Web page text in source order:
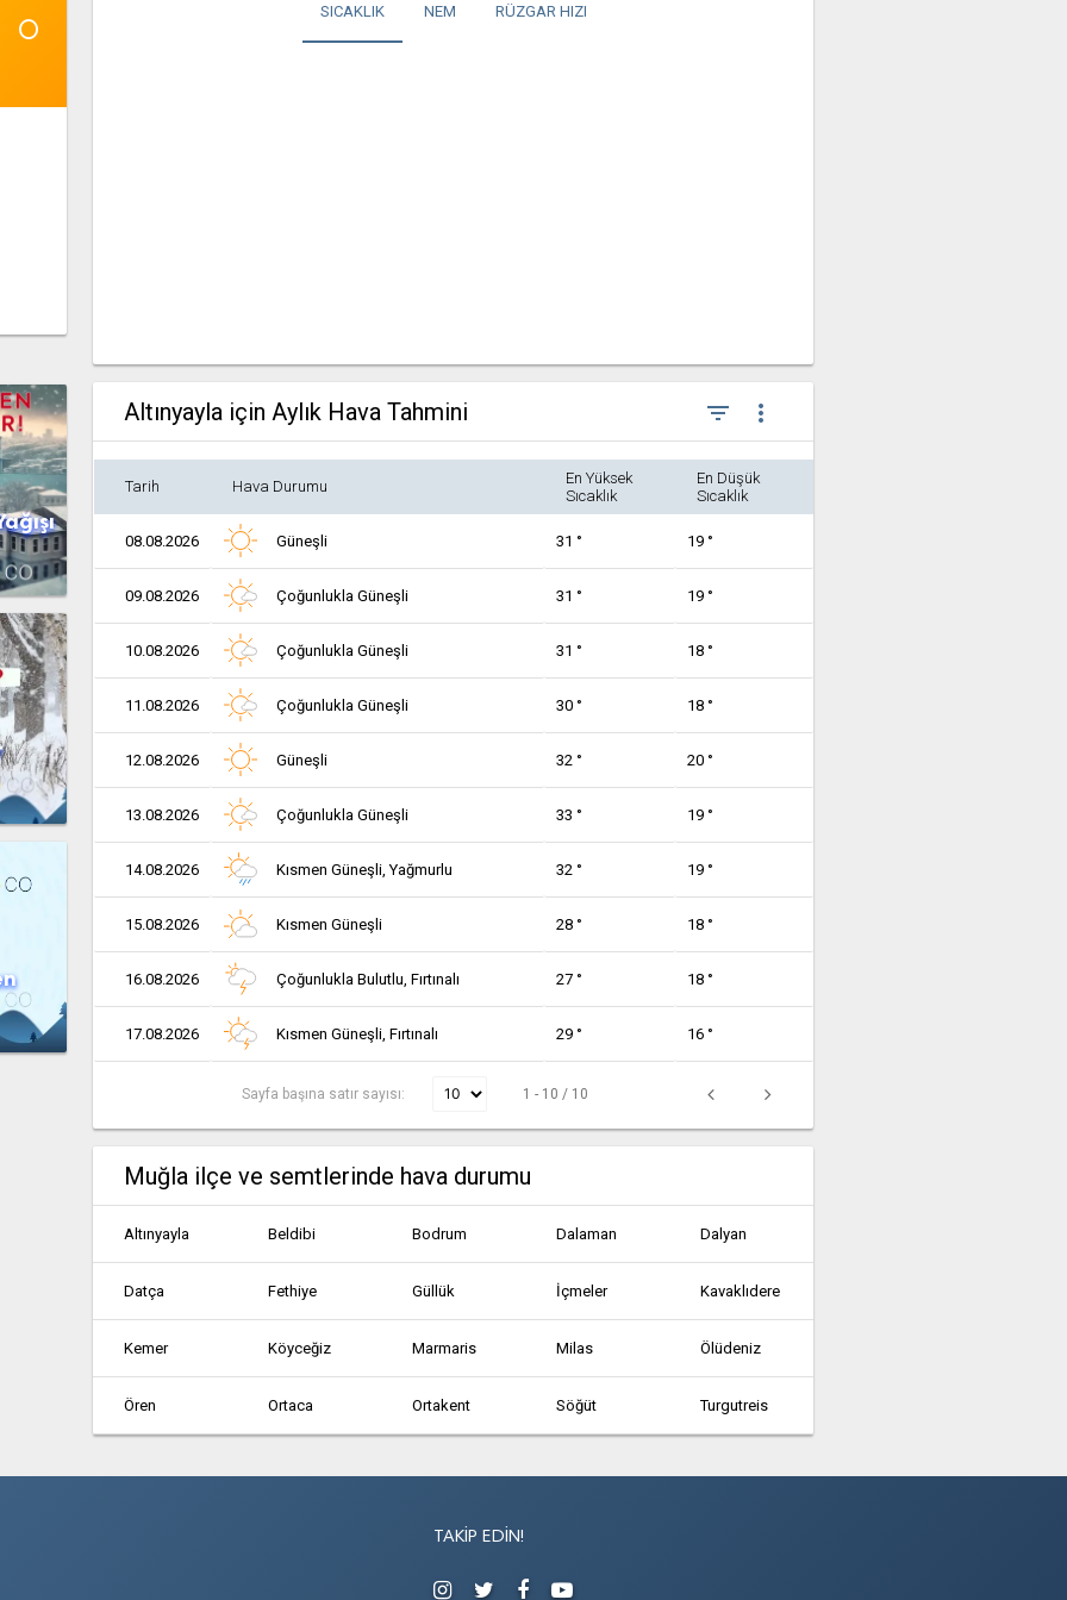
SICAKLIK NEM RÜZGAR HIZI
Altınyayla için Aylık Hava Tahmini filter_list more_vert
Tarih Hava Durumu
En Yüksek
Sıcaklık
En Düşük
Sıcaklık
08.08.2026 Güneşli 31 ° 19 °
09.08.2026 Çoğunlukla Güneşli 31 ° 19 °
10.08.2026 Çoğunlukla Güneşli 31 ° 18 °
11.08.2026 Çoğunlukla Güneşli 30 ° 18 °
12.08.2026 Güneşli 32 ° 20 °
13.08.2026 Çoğunlukla Güneşli 33 ° 19 °
14.08.2026 Kısmen Güneşli, Yağmurlu 32 ° 19 °
15.08.2026 Kısmen Güneşli 28 ° 18 °
16.08.2026 Çoğunlukla Bulutlu, Fırtınalı 27 ° 18 °
17.08.2026 Kısmen Güneşli, Fırtınalı 29 ° 16 °
Sayfa başına satır sayısı: 1 - 10 / 10
Muğla ilçe ve semtlerinde hava durumu
Altınyayla Beldibi Bodrum Dalaman Dalyan
Datça Fethiye Güllük İçmeler Kavaklıdere
Kemer Köyceğiz Marmaris Milas Ölüdeniz
Ören Ortaca Ortakent Söğüt Turgutreis
TAKIP EDIN!